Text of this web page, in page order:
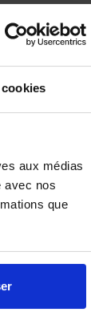
aux médias
avec nos
que